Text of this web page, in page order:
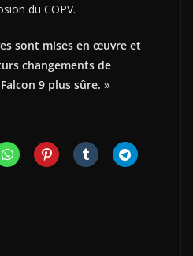
du COPV.
sont mises en œuvre et
changements de
9 plus sûre. »